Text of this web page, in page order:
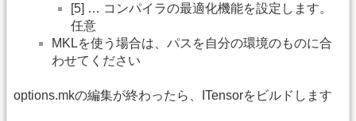
[5] … コンパイラの最適化機能を設定します。
任意
MKLを使う場合は、パスを自分の環境のものに合
わせてください
options.mkの編集が終わったら、ITensorをビルドします